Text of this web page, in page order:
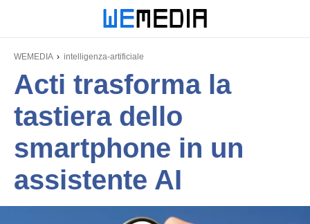
WEMEDIA intelligenza-artificiale
Acti trasforma la
tastiera dello
smartphone in un
assistente AI